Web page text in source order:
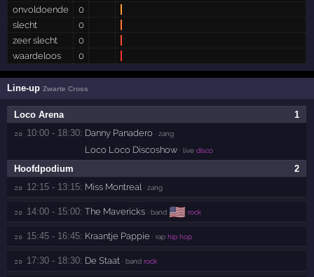
onvoldoende
0
slecht
0
zeer slecht
0
waardeloos
0
Line-upZwarte Cross
1
Loco Arena
zo 10:00 - 18:30: Danny Panadero · zang
Loco Loco Discoshow · live disco
2
Hoofdpodium
zo 12:15 - 13:15: Miss Montreal · zang
zo 14:00 - 15:00: The Mavericks · band 🇺🇸 rock
zo 15:45 - 16:45: Kraantje Pappie · rap hip hop
zo 17:30 - 18:30: De Staat · band rock